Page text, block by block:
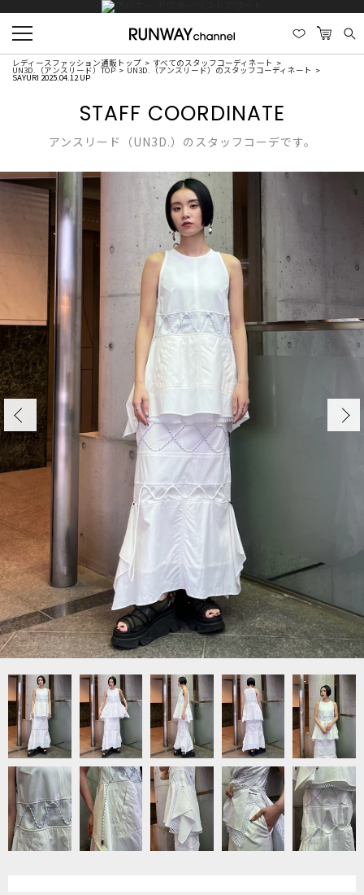
レディースファッション通販トップ すべてのスタッフコーディネート
UN3D.（アンスリード）TOP UN3D.（アンスリード）のスタッフコーディネート
SAYURI 2025.04.12 UP
STAFF COORDINATE
アンスリード（UN3D.）のスタッフコーデです。